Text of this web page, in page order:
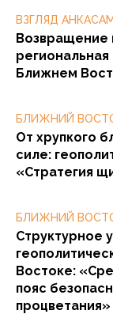
ВЗГЛЯД АНКАСАМ
Возвращение
Ближнем
БЛИЖНИЙ
От хрупкого
силе:
«Стратегия
БЛИЖНИЙ
Структурное
Востоке:
пояс
процветания»